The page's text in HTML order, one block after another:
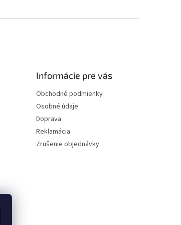
Informácie pre vás
Obchodné podmienky
Osobné údaje
Doprava
Reklamácia
Zrušenie objednávky